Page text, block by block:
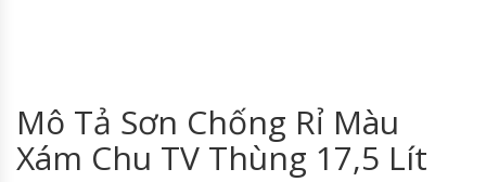
Mô Tả Sơn Chống Rỉ Màu
Xám Chu TV Thùng 17,5 Lít